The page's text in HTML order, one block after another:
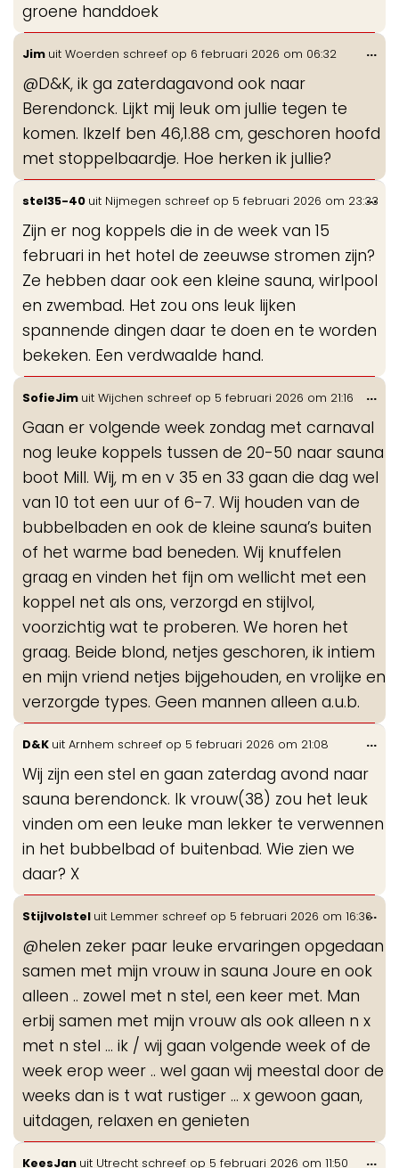
groene handdoek
Jim uit Woerden schreef op 6 februari 2026 om 06:32
@D&K, ik ga zaterdagavond ook naar
Berendonck. Lijkt mij leuk om jullie tegen te
komen. Ikzelf ben 46,1.88 cm, geschoren hoofd
met stoppelbaardje. Hoe herken ik jullie?
...
stel35-40 uit Nijmegen schreef op 5 februari 2026 om 23:33
Zijn er nog koppels die in de week van 15
februari in het hotel de zeeuwse stromen zijn?
Ze hebben daar ook een kleine sauna, wirlpool
en zwembad. Het zou ons leuk lijken
spannende dingen daar te doen en te worden
bekeken. Een verdwaalde hand.
...
SofieJim uit Wijchen schreef op 5 februari 2026 om 21:16
Gaan er volgende week zondag met carnaval
nog leuke koppels tussen de 20-50 naar sauna
boot Mill. Wij, m en v 35 en 33 gaan die dag wel
van 10 tot een uur of 6-7. Wij houden van de
bubbelbaden en ook de kleine sauna’s buiten
of het warme bad beneden. Wij knuffelen
graag en vinden het fijn om wellicht met een
koppel net als ons, verzorgd en stijlvol,
voorzichtig wat te proberen. We horen het
graag. Beide blond, netjes geschoren, ik intiem
en mijn vriend netjes bijgehouden, en vrolijke en
verzorgde types. Geen mannen alleen a.u.b.
...
D&K uit Arnhem schreef op 5 februari 2026 om 21:08
Wij zijn een stel en gaan zaterdag avond naar
sauna berendonck. Ik vrouw(38) zou het leuk
vinden om een leuke man lekker te verwennen
in het bubbelbad of buitenbad. Wie zien we
daar? X
...
Stijlvolstel uit Lemmer schreef op 5 februari 2026 om 16:36
@helen zeker paar leuke ervaringen opgedaan
samen met mijn vrouw in sauna Joure en ook
alleen .. zowel met n stel, een keer met. Man
erbij samen met mijn vrouw als ook alleen n x
met n stel … ik / wij gaan volgende week of de
week erop weer .. wel gaan wij meestal door de
weeks dan is t wat rustiger … x gewoon gaan,
uitdagen, relaxen en genieten
...
KeesJan uit Utrecht schreef op 5 februari 2026 om 11:50 ...